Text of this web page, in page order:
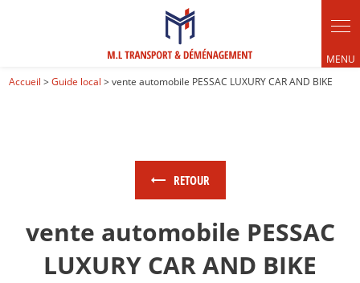
Accueil >Guide local > vente automobile PESSAC LUXURY CAR AND BIKE
RETOUR
vente automobile PESSAC
LUXURY CAR AND BIKE
Panneau de gestion des cookies